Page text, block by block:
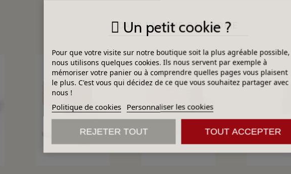
DANS LA MÊME CATÉGORIE
Un petit cookie ?
Pour que votre visite sur notre boutique soit la plus agréable possible,
nous utilisons quelques cookies. Ils nous servent par exemple à
mémoriser votre panier ou à comprendre quelles pages vous plaisent
le plus. C'est vous qui décidez de ce que vous souhaitez partager avec
nous !
Politique de cookies Personnaliser les cookies
REJETER TOUT TOUT ACCEPTER